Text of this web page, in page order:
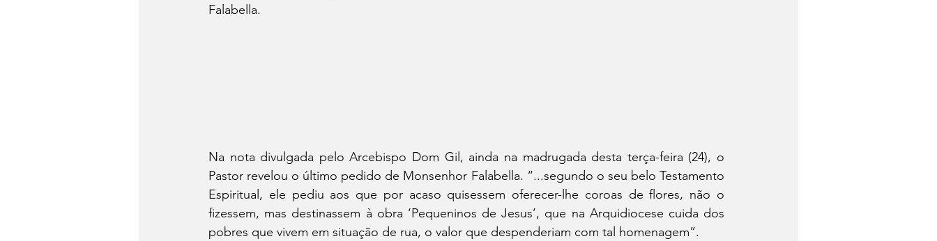
Falabella.
Na nota divulgada pelo Arcebispo Dom Gil, ainda na madrugada desta terça-feira (24), o
Pastor revelou o último pedido de Monsenhor Falabella. “...segundo o seu belo Testamento
Espiritual, ele pediu aos que por acaso quisessem oferecer-lhe coroas de flores, não o
fizessem, mas destinassem à obra ‘Pequeninos de Jesus’, que na Arquidiocese cuida dos
pobres que vivem em situação de rua, o valor que despenderiam com tal homenagem”.